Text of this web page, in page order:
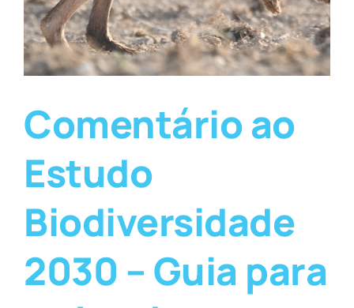
Comentário ao
Estudo
Biodiversidade
2030 – Guia para